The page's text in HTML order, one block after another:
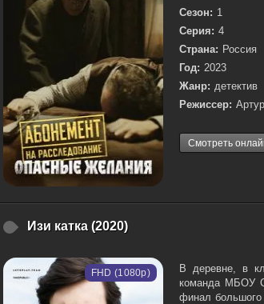
Сезон: 1
Серия: 4
Страна: Россия
Год: 2023
Жанр: детектив
Режиссер:
Смотреть
Изи катка (2020)
FHD (1080p)
В деревне, в
команда МБОУ
финал большого